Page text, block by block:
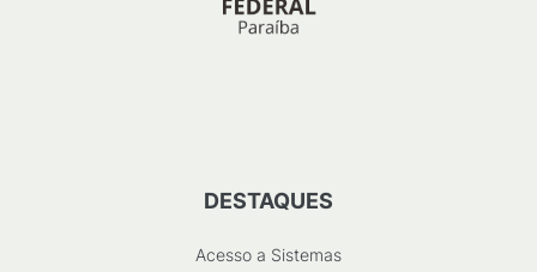
DESTAQUES
Acesso a Sistemas